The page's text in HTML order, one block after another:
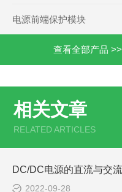
电源前端保护模块
查看全部产品 >>
相关文章
RELATED ARTICLES
2022-09-28